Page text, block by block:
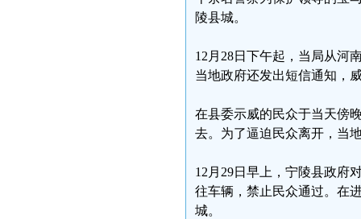
陵县城。
12月28日下午起，当局从河
当地政府还发出短信通知，
在县委示威的民众于当天傍
去。为了逼迫民众离开，当
12月29日早上，宁陵县政府
往车辆，禁止民众通过。在
城。